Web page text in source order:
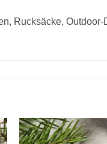
Rucksäcke,